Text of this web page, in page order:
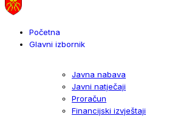
Početna
Glavni izbornik
Javna nabava
Javni natječaji
Proračun
Financijski izvještaji